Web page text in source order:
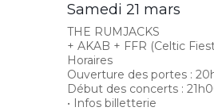
Samedi 21 mars
THE RUMJACKS
+ AKAB + FFR (Celtic
Horaires
Ouverture des portes :
Début des concerts :
• Infos billetterie